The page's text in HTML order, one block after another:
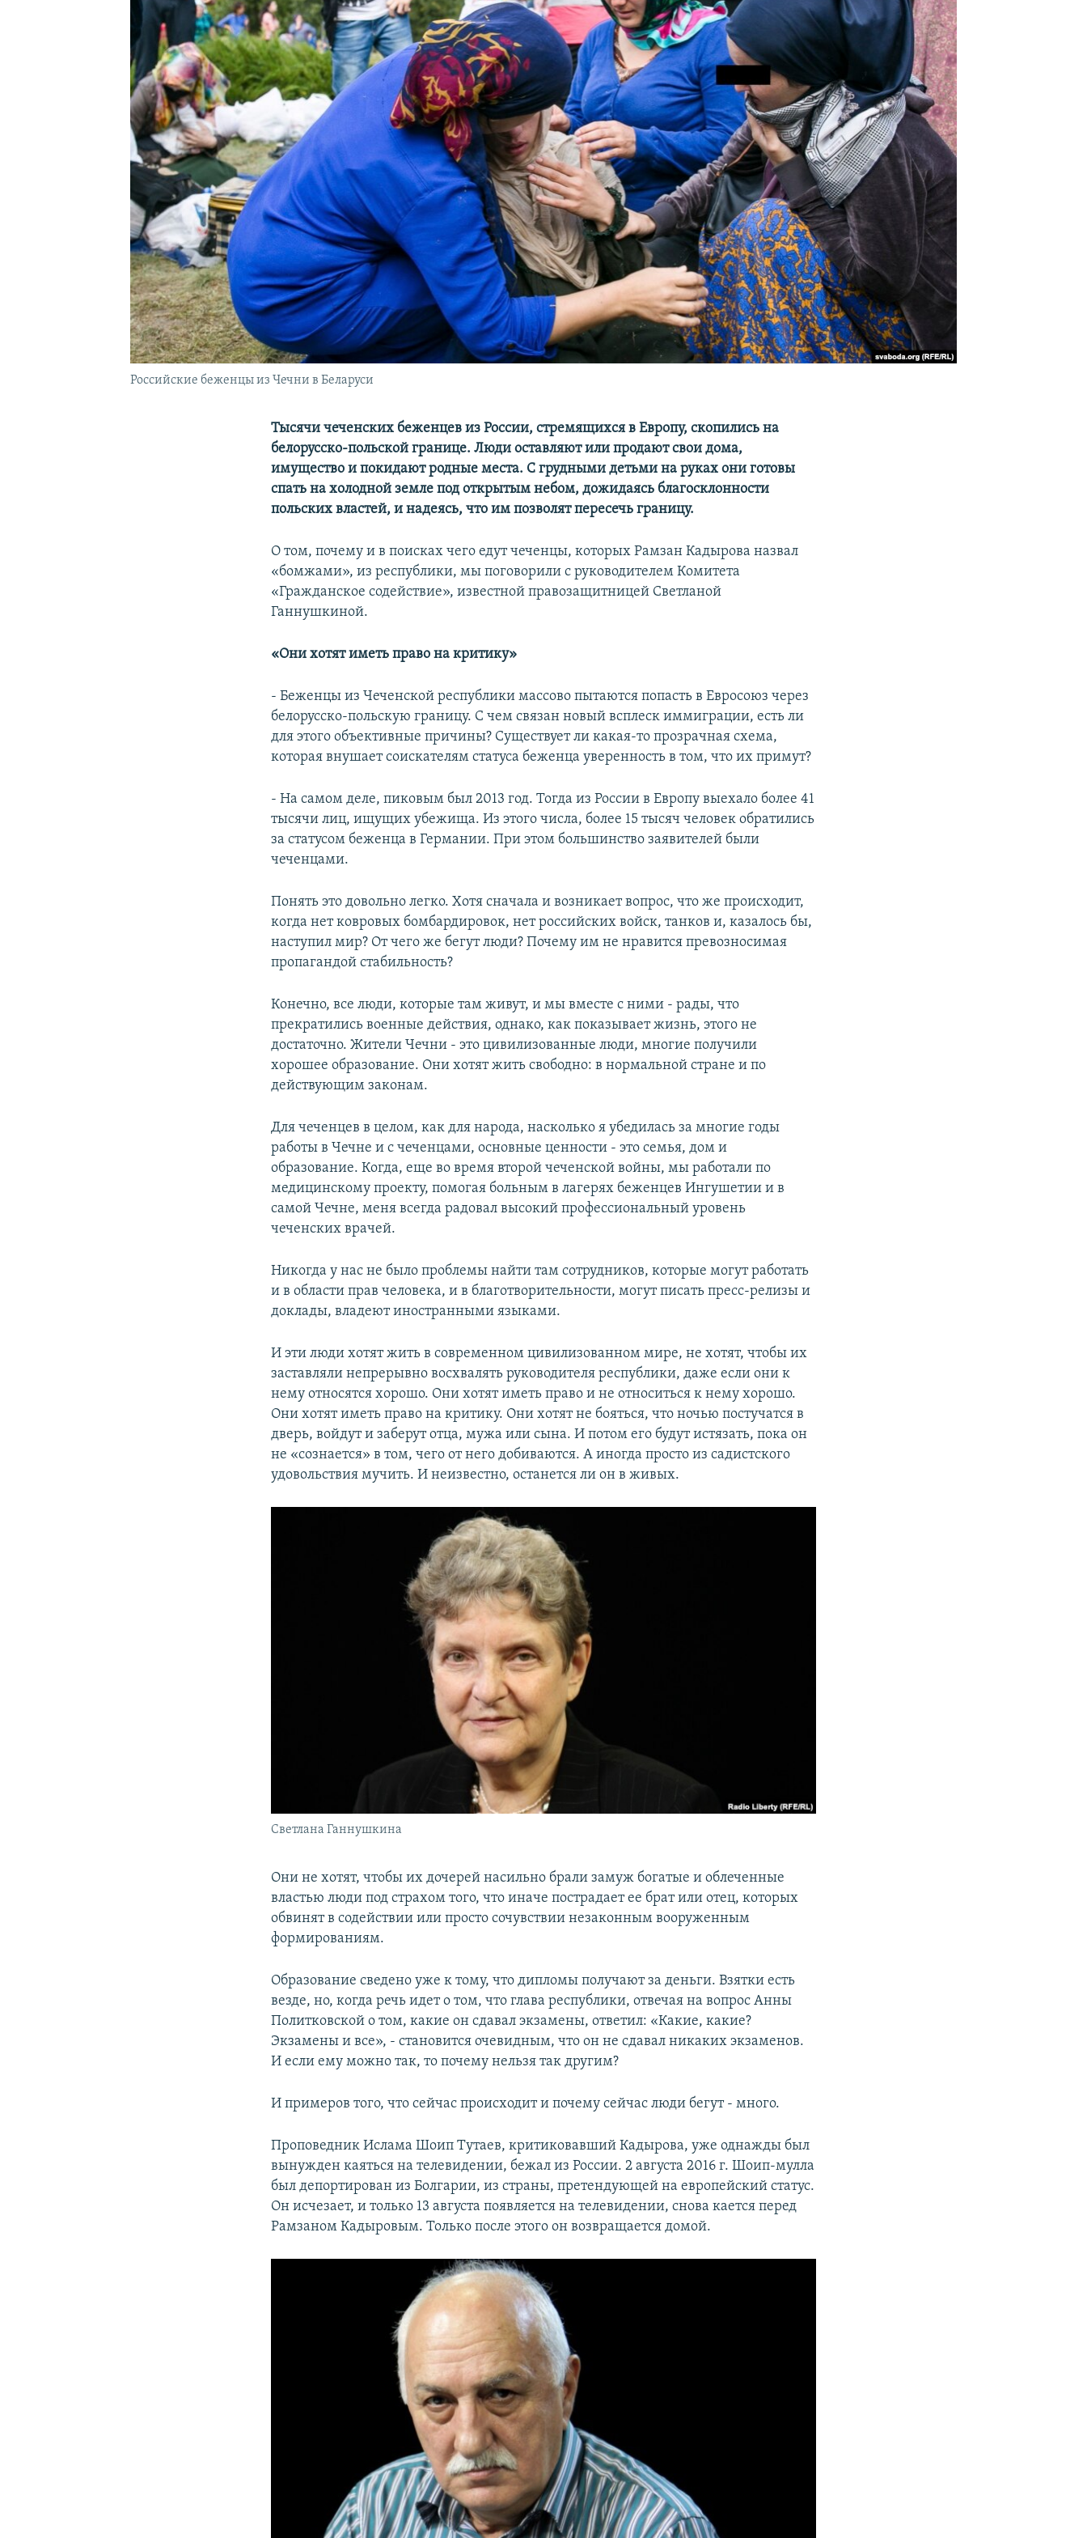
УКРАИНСКАЯ ПРОБЛЕМА КРЫМА
Российские беженцы из Чечни в Беларуси
Тысячи чеченских беженцев из России, стремящихся в Европу, скопились на
белорусско-польской границе. Люди оставляют или продают свои дома,
имущество и покидают родные места. С грудными детьми на руках они готовы
спать на холодной земле под открытым небом, дожидаясь благосклонности
польских властей, и надеясь, что им позволят пересечь границу.
О том, почему и в поисках чего едут чеченцы, которых Рамзан Кадырова назвал
«бомжами», из республики, мы поговорили с руководителем Комитета
«Гражданское содействие», известной правозащитницей Светланой
Ганнушкиной.
«Они хотят иметь право на критику»
- Беженцы из Чеченской республики массово пытаются попасть в Евросоюз через
белорусско-польскую границу. С чем связан новый всплеск иммиграции, есть ли
для этого объективные причины? Существует ли какая-то прозрачная схема,
которая внушает соискателям статуса беженца уверенность в том, что их примут?
- На самом деле, пиковым был 2013 год. Тогда из России в Европу выехало более 41
тысячи лиц, ищущих убежища. Из этого числа, более 15 тысяч человек обратились
за статусом беженца в Германии. При этом большинство заявителей были
чеченцами.
Понять это довольно легко. Хотя сначала и возникает вопрос, что же происходит,
когда нет ковровых бомбардировок, нет российских войск, танков и, казалось бы,
наступил мир? От чего же бегут люди? Почему им не нравится превозносимая
пропагандой стабильность?
Конечно, все люди, которые там живут, и мы вместе с ними - рады, что
прекратились военные действия, однако, как показывает жизнь, этого не
достаточно. Жители Чечни - это цивилизованные люди, многие получили
хорошее образование. Они хотят жить свободно: в нормальной стране и по
действующим законам.
Для чеченцев в целом, как для народа, насколько я убедилась за многие годы
работы в Чечне и с чеченцами, основные ценности - это семья, дом и
образование. Когда, еще во время второй чеченской войны, мы работали по
медицинскому проекту, помогая больным в лагерях беженцев Ингушетии и в
самой Чечне, меня всегда радовал высокий профессиональный уровень
чеченских врачей.
Никогда у нас не было проблемы найти там сотрудников, которые могут работать
и в области прав человека, и в благотворительности, могут писать пресс-релизы и
доклады, владеют иностранными языками.
И эти люди хотят жить в современном цивилизованном мире, не хотят, чтобы их
заставляли непрерывно восхвалять руководителя республики, даже если они к
нему относятся хорошо. Они хотят иметь право и не относиться к нему хорошо.
Они хотят иметь право на критику. Они хотят не бояться, что ночью постучатся в
дверь, войдут и заберут отца, мужа или сына. И потом его будут истязать, пока он
не «сознается» в том, чего от него добиваются. А иногда просто из садистского
удовольствия мучить. И неизвестно, останется ли он в живых.
Светлана Ганнушкина
Они не хотят, чтобы их дочерей насильно брали замуж богатые и облеченные
властью люди под страхом того, что иначе пострадает ее брат или отец, которых
обвинят в содействии или просто сочувствии незаконным вооруженным
формированиям.
Образование сведено уже к тому, что дипломы получают за деньги. Взятки есть
везде, но, когда речь идет о том, что глава республики, отвечая на вопрос Анны
Политковской о том, какие он сдавал экзамены, ответил: «Какие, какие?
Экзамены и все», - становится очевидным, что он не сдавал никаких экзаменов.
И если ему можно так, то почему нельзя так другим?
И примеров того, что сейчас происходит и почему сейчас люди бегут - много.
Проповедник Ислама Шоип Тутаев, критиковавший Кадырова, уже однажды был
вынужден каяться на телевидении, бежал из России. 2 августа 2016 г. Шоип-мулла
был депортирован из Болгарии, из страны, претендующей на европейский статус.
Он исчезает, и только 13 августа появляется на телевидении, снова кается перед
Рамзаном Кадыровым. Только после этого он возвращается домой.